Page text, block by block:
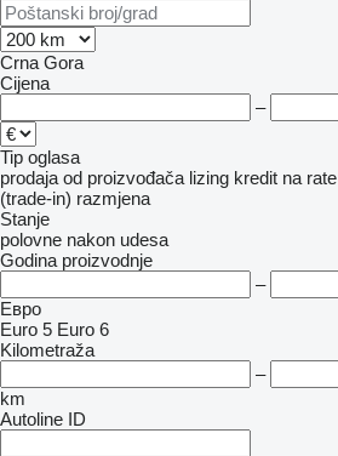
Crna Gora
Cijena
–
Tip oglasa
prodaja od proizvođača lizing kredit na rate
(trade-in) razmjena
Stanje
polovne nakon udesa
Godina proizvodnje
–
Евро
Euro 5 Euro 6
Kilometraža
–
km
Autoline ID